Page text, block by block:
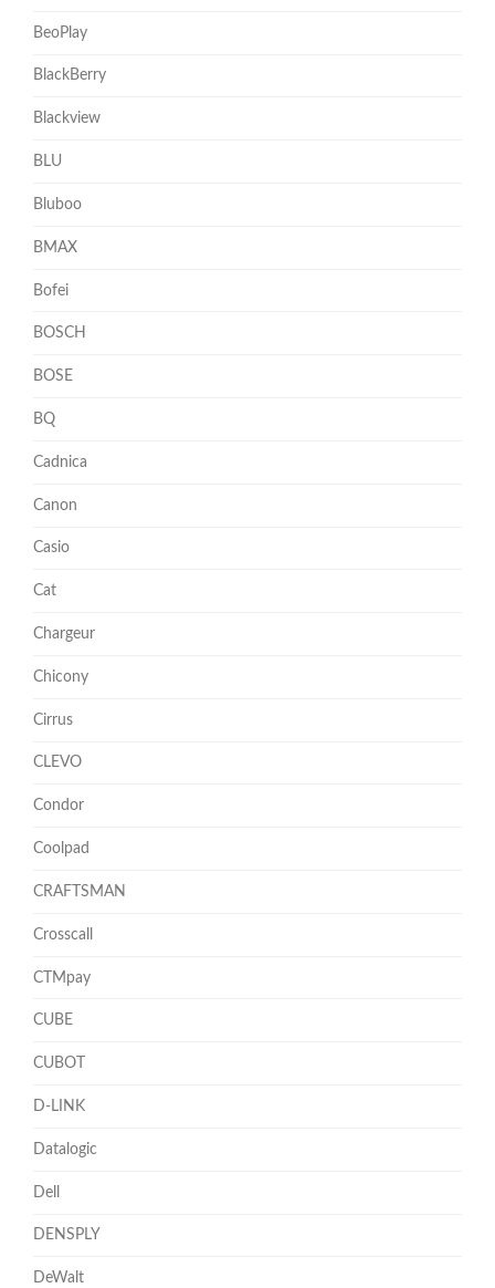
BeoPlay
BlackBerry
Blackview
BLU
Bluboo
BMAX
Bofei
BOSCH
BOSE
BQ
Cadnica
Canon
Casio
Cat
Chargeur
Chicony
Cirrus
CLEVO
Condor
Coolpad
CRAFTSMAN
Crosscall
CTMpay
CUBE
CUBOT
D-LINK
Datalogic
Dell
DENSPLY
DeWalt